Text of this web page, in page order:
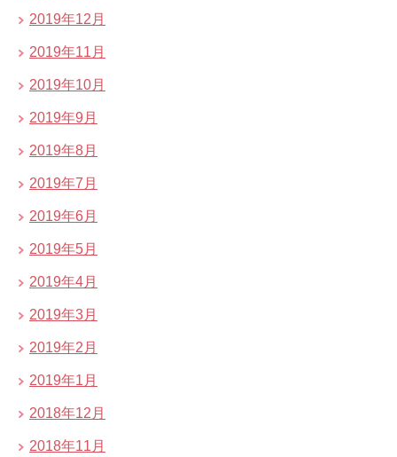
2019年12月
2019年11月
2019年10月
2019年9月
2019年8月
2019年7月
2019年6月
2019年5月
2019年4月
2019年3月
2019年2月
2019年1月
2018年12月
2018年11月